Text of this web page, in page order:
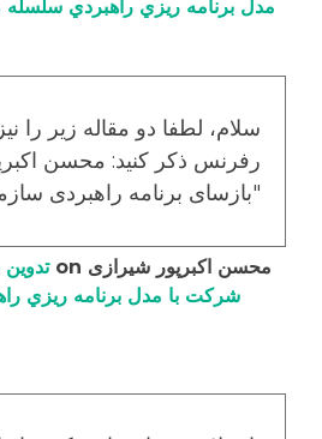
مدل برنامه ریزي راهبردي سلسله
سلام، لطفا دو مقاله زیر را
رفرنس ذکر کنید: محسن
"بازسای برنامه راهبردی
محسن اکبرپور شیرازی
تدوین
شرکت با مدل برنامه ریزي